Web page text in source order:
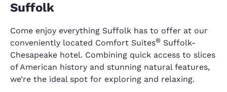
Suffolk
Come enjoy everything Suffolk has to offer at our
conveniently located Comfort Suites® Suffolk-
Chesapeake hotel. Combining quick access to slices
of American history and stunning natural features,
we’re the ideal spot for exploring and relaxing.